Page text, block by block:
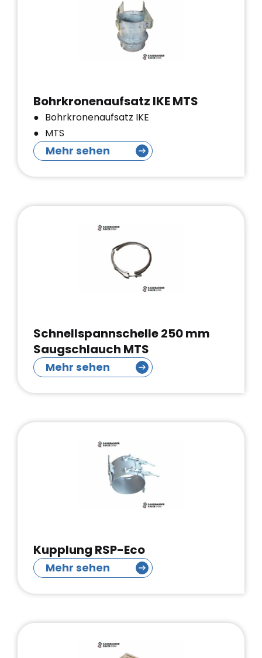
Bohrkronenaufsatz IKE MTS
Bohrkronenaufsatz IKE
MTS
Mehr sehen
Schnellspannschelle 250 mm
Saugschlauch MTS
Mehr sehen
Kupplung RSP-Eco
Mehr sehen